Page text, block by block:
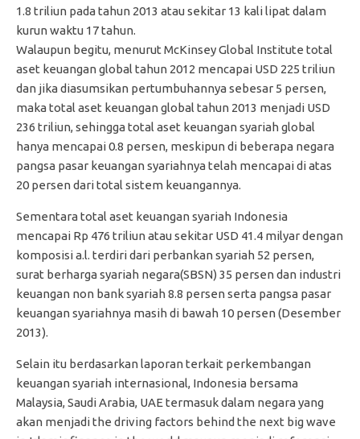
1.8 triliun pada tahun 2013 atau sekitar 13 kali lipat dalam
kurun waktu 17 tahun.
Walaupun begitu, menurut McKinsey Global Institute total
aset keuangan global tahun 2012 mencapai USD 225 triliun
dan jika diasumsikan pertumbuhannya sebesar 5 persen,
maka total aset keuangan global tahun 2013 menjadi USD
236 triliun, sehingga total aset keuangan syariah global
hanya mencapai 0.8 persen, meskipun di beberapa negara
pangsa pasar keuangan syariahnya telah mencapai di atas
20 persen dari total sistem keuangannya.
Sementara total aset keuangan syariah Indonesia
mencapai Rp 476 triliun atau sekitar USD 41.4 milyar dengan
komposisi a.l. terdiri dari perbankan syariah 52 persen,
surat berharga syariah negara(SBSN) 35 persen dan industri
keuangan non bank syariah 8.8 persen serta pangsa pasar
keuangan syariahnya masih di bawah 10 persen (Desember
2013).
Selain itu berdasarkan laporan terkait perkembangan
keuangan syariah internasional, Indonesia bersama
Malaysia, Saudi Arabia, UAE termasuk dalam negara yang
akan menjadi the driving factors behind the next big wave